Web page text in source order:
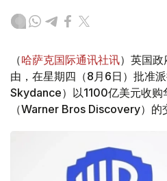
（哈萨克国际通讯社讯）英国
由，在星期四（8月6日）批准
Skydance）以1100亿美元收购
（Warner Bros Discovery）的